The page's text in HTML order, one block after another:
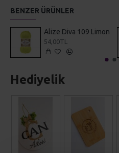
BENZER ÜRÜNLER
Alize Diva 109 Limon
54,00TL
Hediyelik